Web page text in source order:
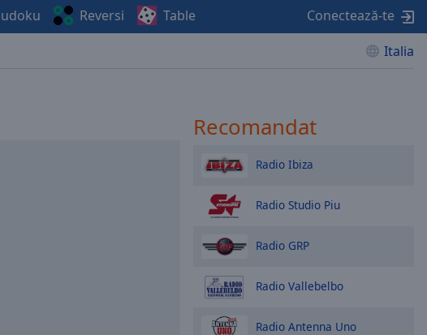
Italia
Reversi Table Conectează-te
Recomandat
Radio Ibiza
Radio Studio Piu
Radio GRP
Radio Vallebelbo
Radio Antenna Uno